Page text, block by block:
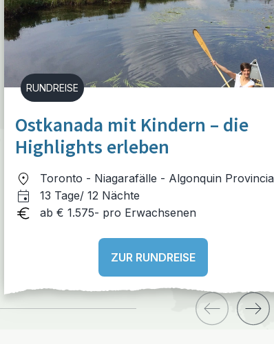
RUNDREISE
Ostkanada mit Kindern – die
Highlights erleben
Toronto - Niagarafälle - Algonquin
Park - Ottawa River - Montréal
13 Tage/ 12 Nächte
ab € 1.575- pro Erwachsenen
ZUR RUNDREISE